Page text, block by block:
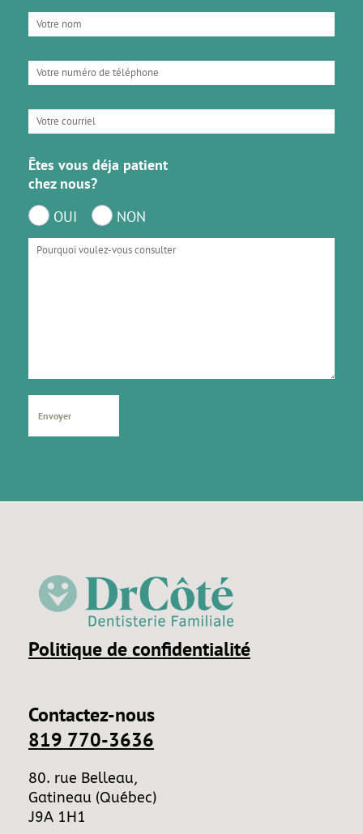
Êtes vous déja patient
chez nous?
OUI
NON
Politique de confidentialité
Contactez-nous
819 770-3636
80. rue Belleau,
Gatineau (Québec)
J9A 1H1